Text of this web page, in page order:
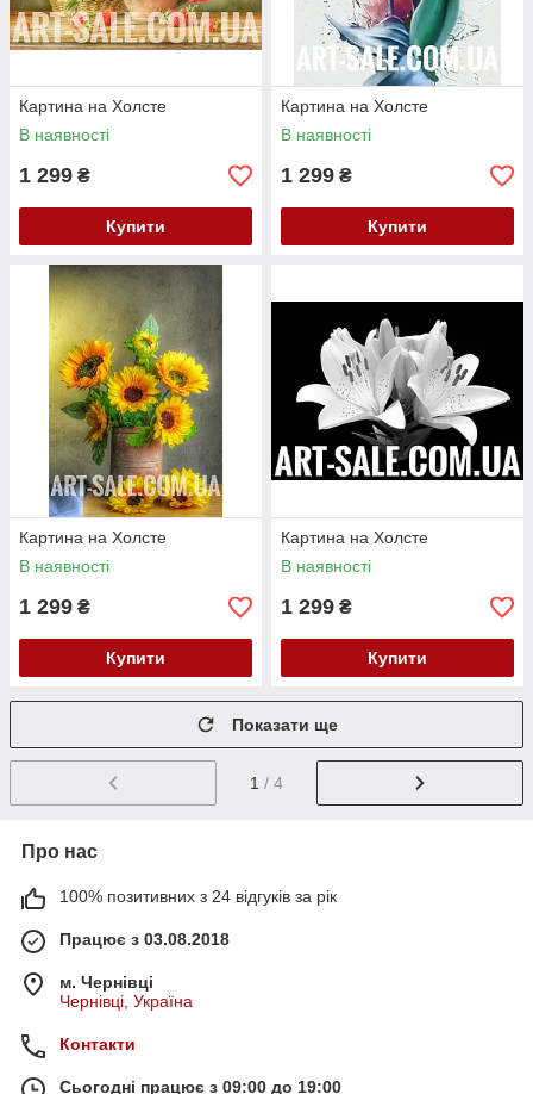
Картина на Холсте
В наявності
1 299 ₴
Купити
Картина на Холсте
В наявності
1 299 ₴
Купити
Картина на Холсте
В наявності
1 299 ₴
Купити
Картина на Холсте
В наявності
1 299 ₴
Купити
Показати ще
1 / 4
Про нас
100% позитивних з 24 відгуків за рік
Працює з 03.08.2018
м. Чернівці
Чернівці, Україна
Контакти
Сьогодні працює з 09:00 до 19:00